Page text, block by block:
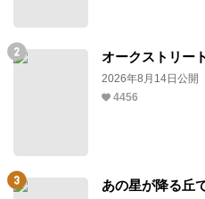
オークストリー
2026年8月14日公開
4456
あの星が降る丘